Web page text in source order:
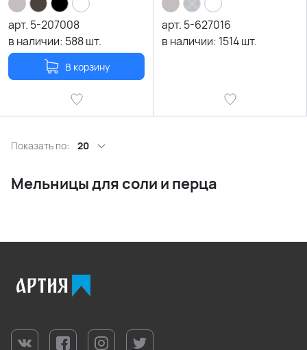
арт. 5-207008
в наличии: 588шт.
В корзину
арт. 5-627016
в наличии: 1514шт.
Показать по: 20
Мельницы для соли и перца